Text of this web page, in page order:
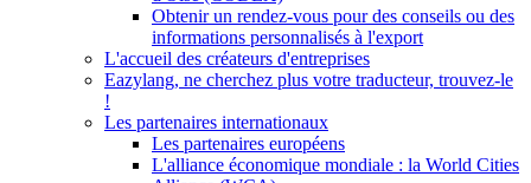
Obtenir un rendez-vous pour des conseils ou des
informations personnalisés à l'export
L'accueil des créateurs d'entreprises
Eazylang, ne cherchez plus votre traducteur, trouvez-le
!
Les partenaires internationaux
Les partenaires européens
L'alliance économique mondiale : la World Cities